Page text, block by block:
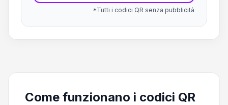
*Tutti i codici QR senza pubblicità
Come funzionano i codici QR